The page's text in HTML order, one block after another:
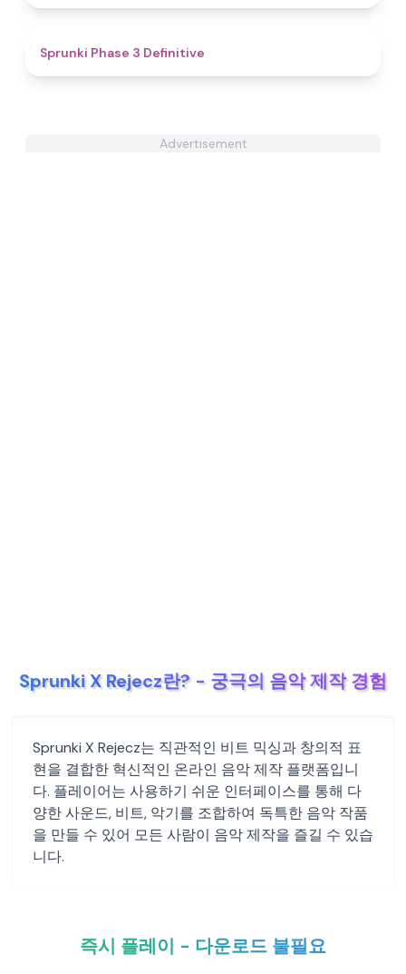
Sprunki Phase 3 Definitive
Advertisement
Sprunki X Rejecz란? - 궁극의 음악 제작 경험
Sprunki X Rejecz는 직관적인 비트 믹싱과 창의적 표
현을 결합한 혁신적인 온라인 음악 제작 플랫폼입니
다. 플레이어는 사용하기 쉬운 인터페이스를 통해 다
양한 사운드, 비트, 악기를 조합하여 독특한 음악 작품
을 만들 수 있어 모든 사람이 음악 제작을 즐길 수 있습
니다.
즉시 플레이 - 다운로드 불필요